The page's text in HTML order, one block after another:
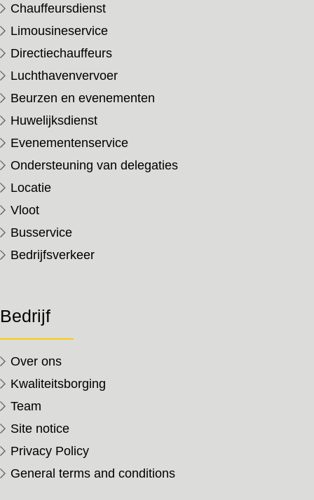
Chauffeursdienst
Limousineservice
Directiechauffeurs
Luchthavenvervoer
Beurzen en evenementen
Huwelijksdienst
Evenementenservice
Ondersteuning van delegaties
Locatie
Vloot
Busservice
Bedrijfsverkeer
Bedrijf
Over ons
Kwaliteitsborging
Team
Site notice
Privacy Policy
General terms and conditions